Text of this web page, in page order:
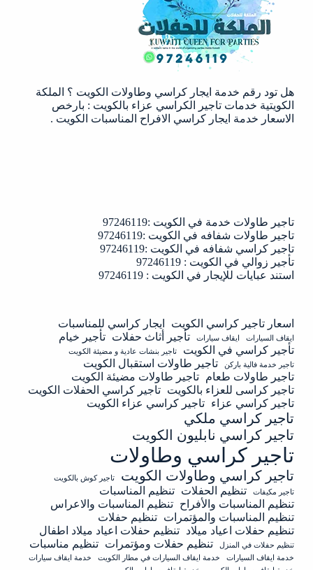
هل تود رقم خدمة ايجار كراسي وطاولات الكويت ؟ الملكة
الكويتية خدمات تاجير الكراسي عزاء بالكويت : بارخص
الاسعار خدمة ايجار كراسي الافراح المناسبات الكويت .
تاجير طاولات خدمة في الكويت :97246119
تاجير طاولات شفافه في الكويت :97246119
تاجير كراسي شفافه في الكويت :97246119
تأجير زوالي في الكويت : 97246119
استند عبايات للإيجار في الكويت : 97246119
اسعار تاجير كراسي الكويت ايجار كراسي للمناسبات
ايقاف السيارات ايقاف سيارات تأجير أثاث حفلات تأجير خيام
تأجير كراسي في الكويت
تاجير بنشات عادية و مضيئة الكويت
تاجير خدمة فالية باركن
تاجير طاولات استقبال الكويت
تاجير طاولات طعام تاجير طاولات مضيئة الكويت
تاجير كراسى للعزاء بالكويت تاجير كراسي الحفلات الكويت
تاجير كراسي عزاء تاجير كراسي عزاء الكويت
تاجير كراسي ملكي
تاجير كراسي نابليون الكويت
تاجير كراسي وطاولات
تاجير كراسي وطاولات الكويت
تاجير كوش بالكويت
تاجير مكيفات
تنظيم الحفلات تنظيم المناسبات
تنظيم المناسبات والأفراح تنظيم المناسبات والاعراس
تنظيم المناسبات والمؤتمرات تنظيم حفلات
تنظيم حفلات اعياد ميلاد تنظيم حفلات اعياد ميلاد اطفال
تنظيم حفلات في المنزل تنظيم حفلات ومؤتمرات تنظيم مناسبات
خدمة ايقاف السيارات خدمة ايقاف السيارات في مطار الكويت
خدمة ايقاف سيارات